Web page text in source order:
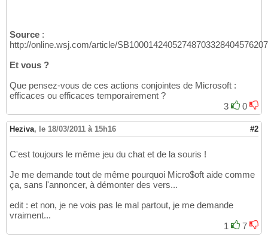
Source :
http://online.wsj.com/article/
Et vous ?
Que pensez-vous de ces actions conjointes de Microsoft :
efficaces ou efficaces temporairement ?
3
0
Heziva, le 18/03/2011 à 15h16 #2
C'est toujours le même jeu du chat et de la souris !
Je me demande tout de même pourquoi Micro$oft aide comme
ça, sans l'annoncer, à démonter des vers...
edit : et non, je ne vois pas le mal partout, je me demande
vraiment...
1
7